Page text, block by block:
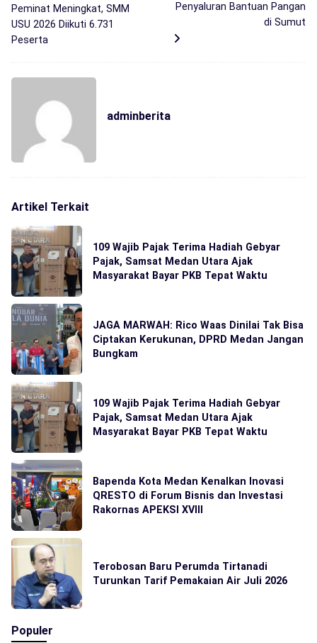
Peminat Meningkat, SMM
USU 2026 Diikuti 6.731
Peserta
Penyaluran Bantuan Pangan
di Sumut
adminberita
Artikel Terkait
109 Wajib Pajak Terima Hadiah Gebyar
Pajak, Samsat Medan Utara Ajak
Masyarakat Bayar PKB Tepat Waktu
JAGA MARWAH: Rico Waas Dinilai Tak Bisa
Ciptakan Kerukunan, DPRD Medan Jangan
Bungkam
109 Wajib Pajak Terima Hadiah Gebyar
Pajak, Samsat Medan Utara Ajak
Masyarakat Bayar PKB Tepat Waktu
Bapenda Kota Medan Kenalkan Inovasi
QRESTO di Forum Bisnis dan Investasi
Rakornas APEKSI XVIII
Terobosan Baru Perumda Tirtanadi
Turunkan Tarif Pemakaian Air Juli 2026
Populer